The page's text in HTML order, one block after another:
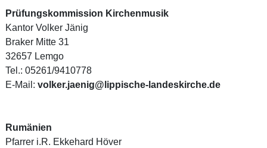
Prüfungskommission Kirchenmusik
Kantor Volker Jänig
Braker Mitte 31
32657 Lemgo
Tel.: 05261/9410778
E-Mail: volker.jaenig@lippische-landeskirche.de
Rumänien
Pfarrer i.R. Ekkehard Höver